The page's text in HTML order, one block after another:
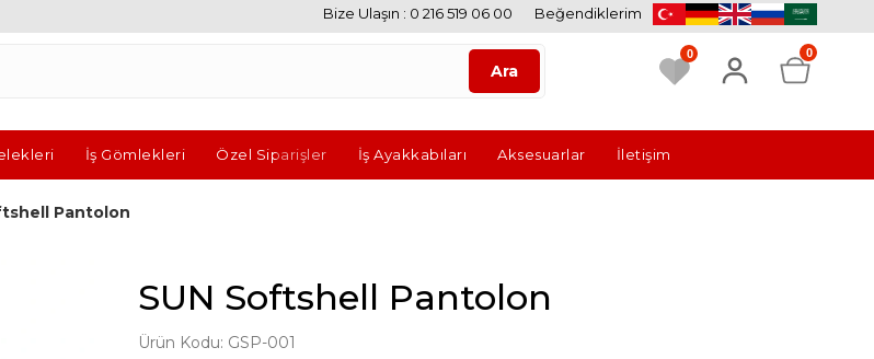
Bize Ulaşın : 0 216 519 06 00 Beğendiklerim
0 0
İş Gömlekleri Özel Siparişler İş Ayakkabıları Aksesuarlar İletişim
Pantolon
SUN Softshell Pantolon
Ürün Kodu: GSP-001